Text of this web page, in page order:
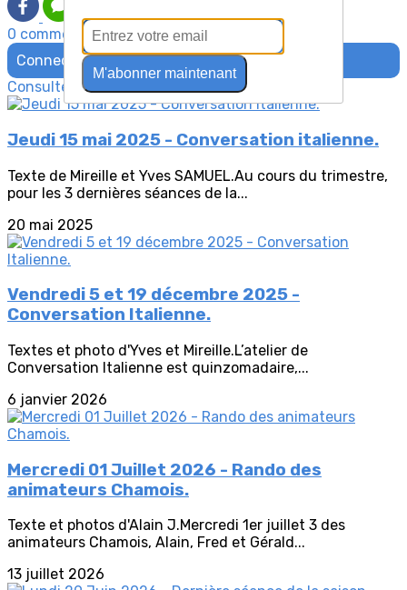
0 commentaire(s)
Connectez-vous pour laisser un commentaire
Consultez également
Jeudi 15 mai 2025 - Conversation italienne.
Texte de Mireille et Yves SAMUEL.Au cours du trimestre,
pour les 3 dernières séances de la...
20 mai 2025
Vendredi 5 et 19 décembre 2025 -
Conversation Italienne.
Textes et photo d'Yves et Mireille.L’atelier de
Conversation Italienne est quinzomadaire,...
6 janvier 2026
Mercredi 01 Juillet 2026 - Rando des
animateurs Chamois.
Texte et photos d'Alain J.Mercredi 1er juillet 3 des
animateurs Chamois, Alain, Fred et Gérald...
13 juillet 2026
M'abonner maintenant